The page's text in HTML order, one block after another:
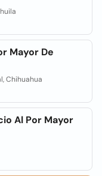
Mayor De
Chihuahua
Al Por Mayor